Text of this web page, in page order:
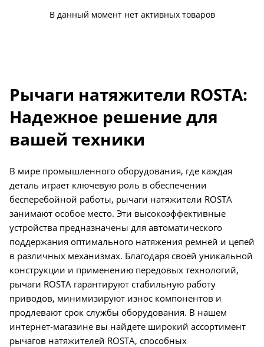
В данный момент нет активных товаров
Рычаги натяжители ROSTA:
Надежное решение для
вашей техники
В мире промышленного оборудования, где каждая
деталь играет ключевую роль в обеспечении
бесперебойной работы, рычаги натяжители ROSTA
занимают особое место. Эти высокоэффективные
устройства предназначены для автоматического
поддержания оптимального натяжения ремней и цепей
в различных механизмах. Благодаря своей уникальной
конструкции и применению передовых технологий,
рычаги ROSTA гарантируют стабильную работу
приводов, минимизируют износ компонентов и
продлевают срок службы оборудования. В нашем
интернет-магазине вы найдете широкий ассортимент
рычагов натяжителей ROSTA, способных